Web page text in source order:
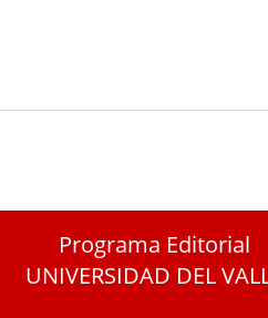
Programa Editorial
UNIVERSIDAD DEL